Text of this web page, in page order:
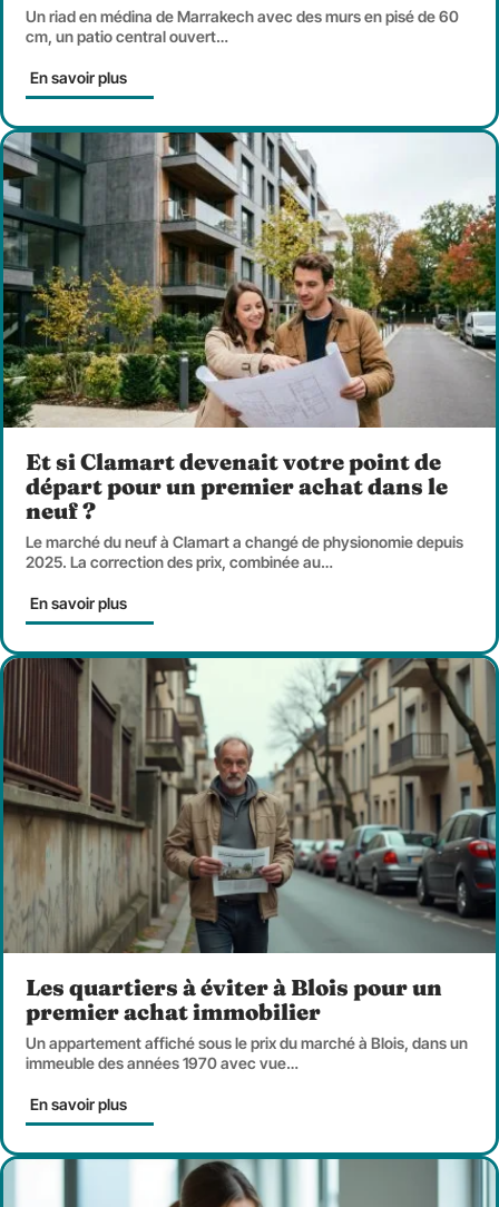
Un riad en médina de Marrakech avec des murs en pisé de 60
cm, un patio central ouvert…
En savoir plus
Et si Clamart devenait votre point de
départ pour un premier achat dans le
neuf ?
Le marché du neuf à Clamart a changé de physionomie depuis
2025. La correction des prix, combinée au…
En savoir plus
Les quartiers à éviter à Blois pour un
premier achat immobilier
Un appartement affiché sous le prix du marché à Blois, dans un
immeuble des années 1970 avec vue…
En savoir plus